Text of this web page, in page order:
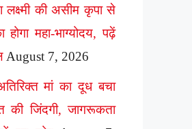
लक्ष्मी की असीम कृपा से
महा-भाग्योदय, पढ़ें
August 7, 2026
मां का दूध बचा
की जिंदगी, जागरूकता